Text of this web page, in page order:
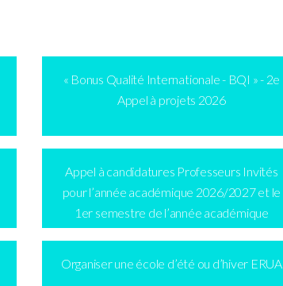
« Bonus Qualité Internationale - BQI » - 2e
Appel à projets 2026
Appel à candidatures Professeurs Invités
pour l’année académique 2026/2027 et le
1er semestre de l’année académique
Organiser une école d’été ou d’hiver ERUA